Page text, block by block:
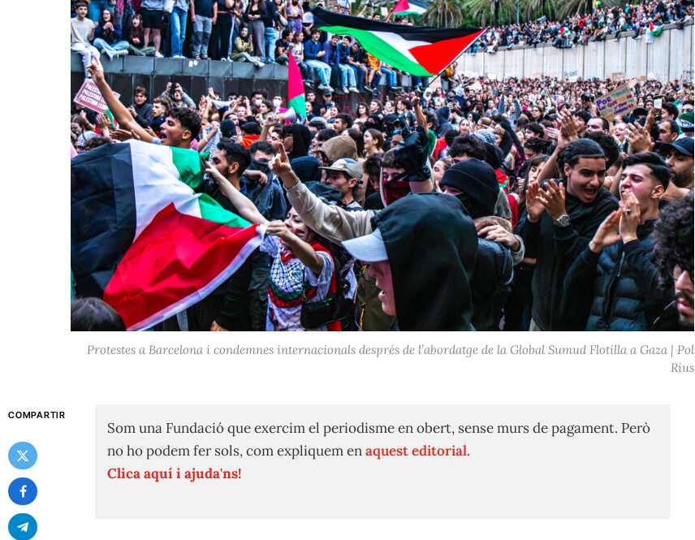
Protestes a Barcelona i condemnes internacionals després de l’abordatge de la Global Sumud Flotilla a Gaza | Pol
Rius
COMPARTIR
Som una Fundació que exercim el periodisme en obert, sense murs de pagament. Però
no ho podem fer sols, com expliquem enaquest editorial.
Clica aquí i ajuda'ns!